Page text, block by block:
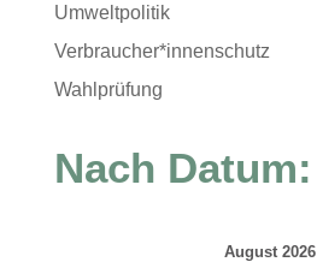
Umweltpolitik
Verbraucher*innenschutz
Wahlprüfung
Nach Datum:
August 2026